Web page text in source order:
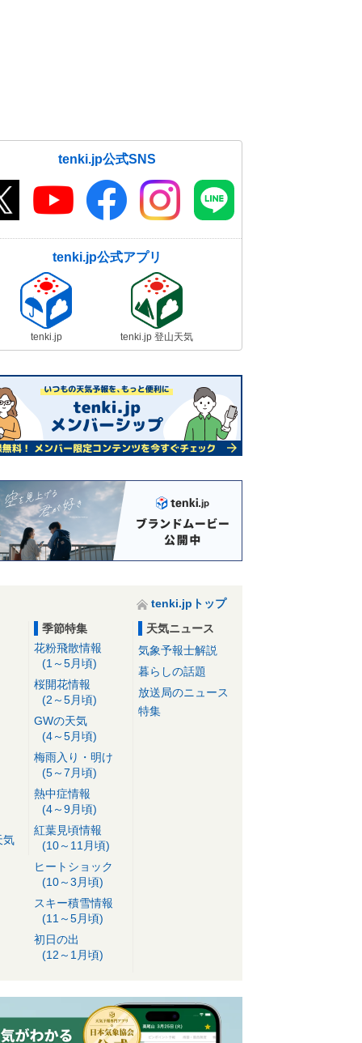
tenki.jp公式SNS
tenki.jp公式アプリ
tenki.jp tenki.jp 登山天気
tenki.jpトップ
気
季節特集
花粉飛散情報
(1～5月頃)
桜開花情報
(2～5月頃)
GWの天気
(4～5月頃)
梅雨入り・明け
(5～7月頃)
熱中症情報
(4～9月頃)
紅葉見頃情報
(10～11月頃)
ヒートショック
(10～3月頃)
スキー積雪情報
(11～5月頃)
初日の出
(12～1月頃)
天気ニュース
気象予報士解説
暮らしの話題
放送局のニュース
特集